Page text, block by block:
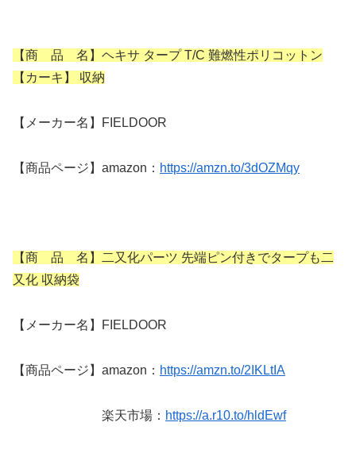
【商 品 名】ヘキサ タープ T/C 難燃性ポリコットン
【カーキ】 収納
【メーカー名】FIELDOOR
【商品ページ】amazon： https://amzn.to/3dOZMqy
【商 品 名】二又化パーツ 先端ピン付きでタープも二
又化 収納袋
【メーカー名】FIELDOOR
【商品ページ】amazon： https://amzn.to/2IKLtIA
楽天市場： https://a.r10.to/hldEwf